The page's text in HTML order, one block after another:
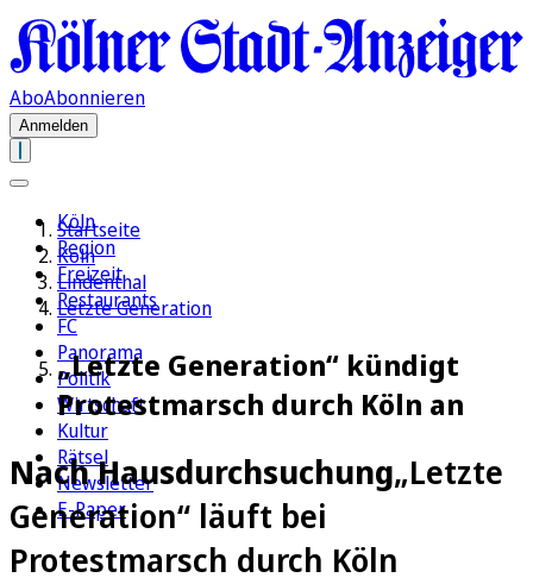
AboAbonnieren
Anmelden
Köln
Region
Freizeit
Restaurants
FC
Panorama
Politik
Wirtschaft
Kultur
Rätsel
Newsletter
E-Paper
Startseite
Köln
Lindenthal
Letzte Generation
„Letzte Generation“ kündigt
Protestmarsch durch Köln an
Nach Hausdurchsuchung„Letzte
Generation“ läuft bei
Protestmarsch durch Köln